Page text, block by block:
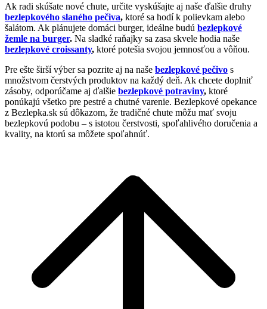
Ak radi skúšate nové chute, určite vyskúšajte aj naše ďalšie druhy
bezlepkového slaného pečiva, ktoré sa hodí k polievkam alebo
šalátom. Ak plánujete domáci burger, ideálne budú bezlepkové
žemle na burger. Na sladké raňajky sa zasa skvele hodia naše
bezlepkové croissanty, ktoré potešia svojou jemnosťou a vôňou.
Pre ešte širší výber sa pozrite aj na naše bezlepkové pečivo s
množstvom čerstvých produktov na každý deň. Ak chcete doplniť
zásoby, odporúčame aj ďalšie bezlepkové potraviny, ktoré
ponúkajú všetko pre pestré a chutné varenie. Bezlepkové opekance
z Bezlepka.sk sú dôkazom, že tradičné chute môžu mať svoju
bezlepkovú podobu – s istotou čerstvosti, spoľahlivého doručenia a
kvality, na ktorú sa môžete spoľahnúť.